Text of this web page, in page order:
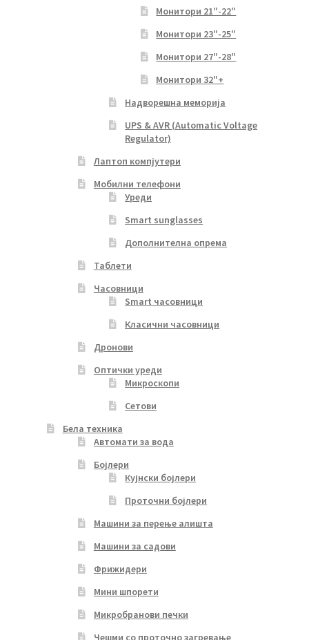
Монитори 21″-22″
Монитори 23″-25″
Монитори 27″-28″
Монитори 32″+
Надворешна меморија
UPS & AVR (Automatic Voltage
Regulator)
Лаптоп компјутери
Мобилни телефони
Уреди
Smart sunglasses
Дополнителна опрема
Таблети
Часовници
Smart часовници
Класични часовници
Дронови
Оптички уреди
Микроскопи
Сетови
Бела техника
Автомати за вода
Бојлери
Кујнски бојлери
Проточни бојлери
Машини за перење алишта
Машини за садови
Фрижидери
Мини шпорети
Микробранови печки
Чешми со проточно загревање